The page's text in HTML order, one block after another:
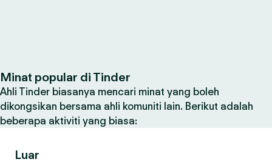
Minat popular di Tinder
Ahli Tinder biasanya mencari minat yang boleh
dikongsikan bersama ahli komuniti lain. Berikut adalah
beberapa aktiviti yang biasa:
Luar